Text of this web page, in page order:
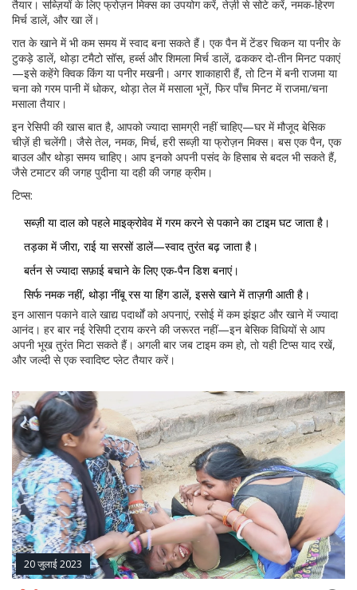
तैयार। सब्ज़ियों के लिए फ्रोज़न मिक्स का उपयोग करें, तेज़ी से सोटे करें, नमक‑हिरण
मिर्च डालें, और खा लें।
रात के खाने में भी कम समय में स्वाद बना सकते हैं। एक पैन में टेंडर चिकन या पनीर के
टुकड़े डालें, थोड़ा टमैटो सॉस, हर्ब्स और शिमला मिर्च डालें, ढककर दो‑तीन मिनट पकाएं
—इसे कहेंगे क्विक किंग या पनीर मखनी। अगर शाकाहारी हैं, तो टिन में बनी राजमा या
चना को गरम पानी में धोकर, थोड़ा तेल में मसाला भूनें, फिर पाँच मिनट में राजमा/चना
मसाला तैयार।
इन रेसिपी की खास बात है, आपको ज्यादा सामग्री नहीं चाहिए—घर में मौजूद बेसिक
चीज़ें ही चलेंगी। जैसे तेल, नमक, मिर्च, हरी सब्ज़ी या फ्रोज़न मिक्स। बस एक पैन, एक
बाउल और थोड़ा समय चाहिए। आप इनको अपनी पसंद के हिसाब से बदल भी सकते हैं,
जैसे टमाटर की जगह पुदीना या दही की जगह क्रीम।
टिप्स:
सब्ज़ी या दाल को पहले माइक्रोवेव में गरम करने से पकाने का टाइम घट जाता है।
तड़का में जीरा, राई या सरसों डालें—स्वाद तुरंत बढ़ जाता है।
बर्तन से ज्यादा सफ़ाई बचाने के लिए एक‑पैन डिश बनाएं।
सिर्फ नमक नहीं, थोड़ा नींबू रस या हिंग डालें, इससे खाने में ताज़गी आती है।
इन आसान पकाने वाले खाद्य पदार्थों को अपनाएं, रसोई में कम झंझट और खाने में ज्यादा
आनंद। हर बार नई रेसिपी ट्राय करने की जरूरत नहीं—इन बेसिक विधियों से आप
अपनी भूख तुरंत मिटा सकते हैं। अगली बार जब टाइम कम हो, तो यही टिप्स याद रखें,
और जल्दी से एक स्वादिष्ट प्लेट तैयार करें।
20 जुलाई 2023